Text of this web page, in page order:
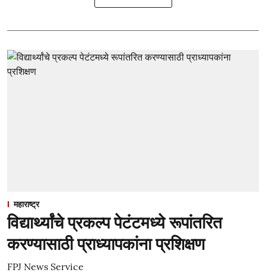
महाराष्ट्र
विद्यार्थ्यांचे प्रकल्प पेटंटमध्ये रूपांतरित
करण्यासाठी प्राध्यापकांना प्रशिक्षण
FPJ News Service